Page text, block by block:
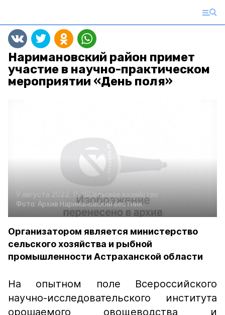
Наримановский район примет
участие в научно-практическом
мероприятии «День поля»
9 августа 2022, 15:15Сельское хозяйство
Фото: Архив Наримановский вестник
Организатором является министерство
сельского хозяйства и рыбной
промышленности Астраханской области
На опытном поле Всероссийского
научно-исследовательского института
орошаемого овощеводства и